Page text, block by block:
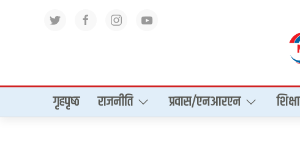
गृहपृष्‍ठ राजनीति प्रवास/एनआरएन शिक्षा